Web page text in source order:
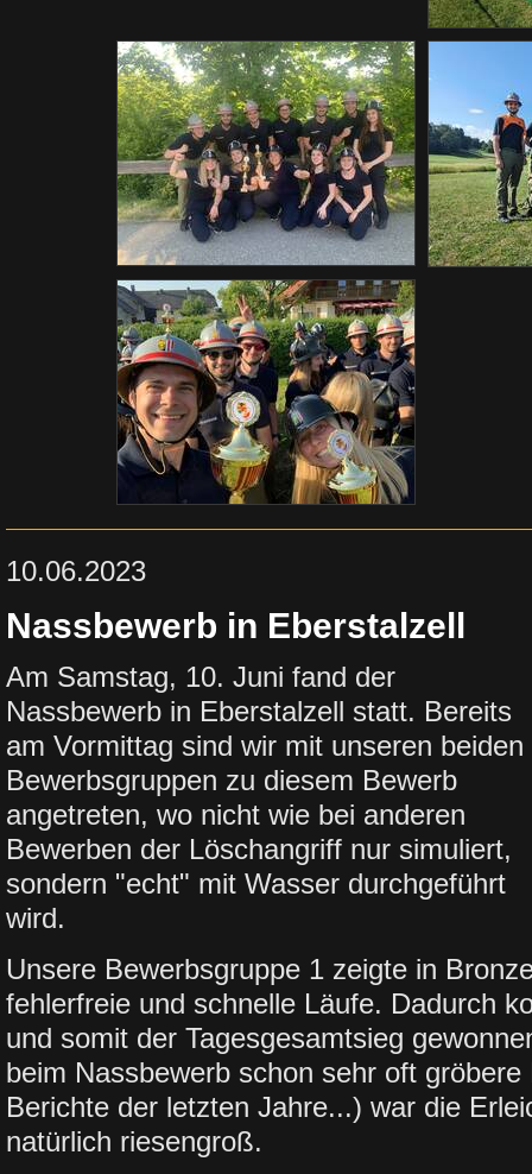
10.06.2023
Nassbewerb in Eberstalzell
Am Samstag, 10. Juni fand der
Nassbewerb in Eberstalzell statt. Bereits
am Vormittag sind wir mit unseren beiden
Bewerbsgruppen zu diesem Bewerb
angetreten, wo nicht wie bei anderen
Bewerben der Löschangriff nur simuliert,
sondern "echt" mit Wasser durchgeführt
wird.
Unsere Bewerbsgruppe 1 zeigte in
fehlerfreie und schnelle Läufe. Dadurch
und somit der Tagesgesamtsieg
beim Nassbewerb schon sehr oft
Berichte der letzten Jahre...) war die
natürlich riesengroß.